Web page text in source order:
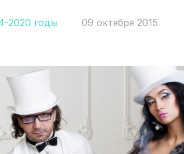
2020 годы 09 октября 2015
рекламных сообщений и
на обработку